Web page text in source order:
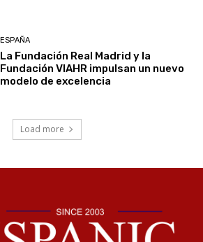
ESPAÑA
La Fundación Real Madrid y la
Fundación VIAHR impulsan un nuevo
modelo de excelencia
Load more